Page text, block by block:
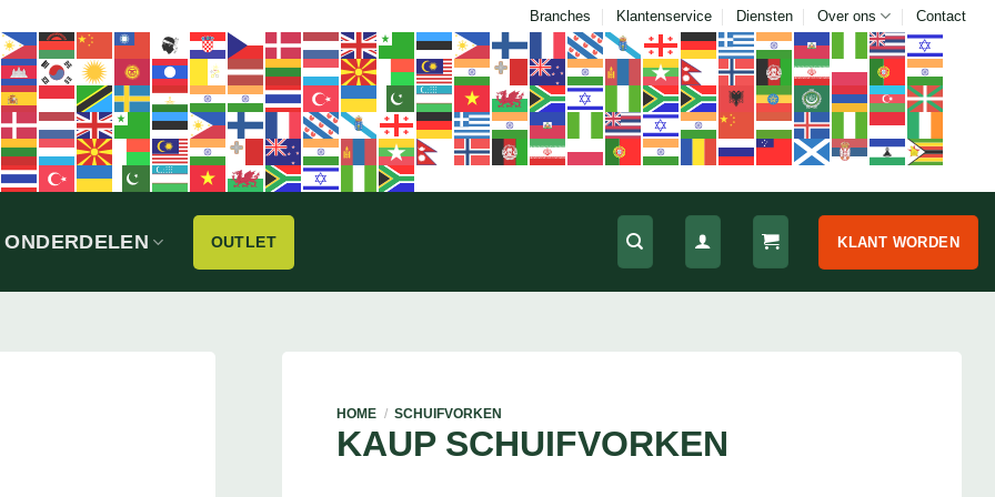
Branches Klantenservice Diensten Over ons Contact
ONDERDELEN OUTLET KLANT WORDEN
HOME / SCHUIFVORKEN
KAUP SCHUIFVORKEN